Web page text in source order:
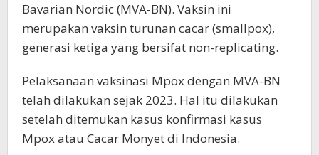
Bavarian Nordic (MVA-BN). Vaksin ini
merupakan vaksin turunan cacar (smallpox),
generasi ketiga yang bersifat non-replicating.
Pelaksanaan vaksinasi Mpox dengan MVA-BN
telah dilakukan sejak 2023. Hal itu dilakukan
setelah ditemukan kasus konfirmasi kasus
Mpox atau Cacar Monyet di Indonesia.